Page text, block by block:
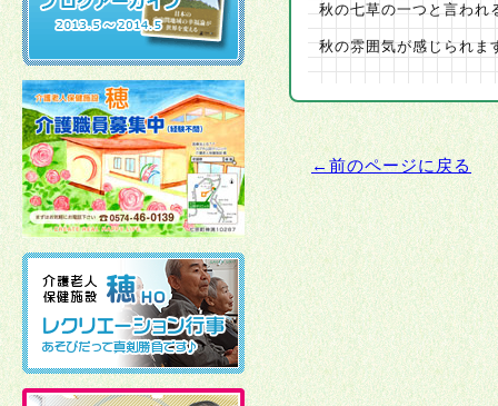
秋の七草の一つと言われ
秋の雰囲気が感じられま
←前のページに戻る